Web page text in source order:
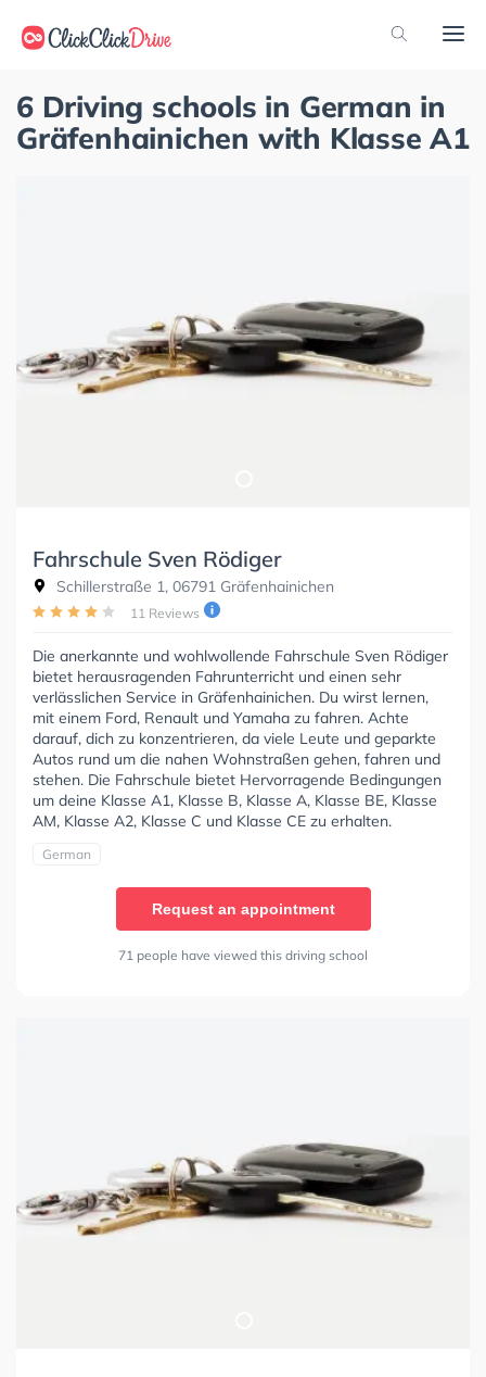
6 Driving schools in German in
Gräfenhainichen with Klasse A1
Fahrschule Sven Rödiger
Schillerstraße 1, 06791 Gräfenhainichen
11 Reviews
Die anerkannte und wohlwollende Fahrschule Sven Rödiger
bietet herausragenden Fahrunterricht und einen sehr
verlässlichen Service in Gräfenhainichen. Du wirst lernen,
mit einem Ford, Renault und Yamaha zu fahren. Achte
darauf, dich zu konzentrieren, da viele Leute und geparkte
Autos rund um die nahen Wohnstraßen gehen, fahren und
stehen. Die Fahrschule bietet Hervorragende Bedingungen
um deine Klasse A1, Klasse B, Klasse A, Klasse BE, Klasse
AM, Klasse A2, Klasse C und Klasse CE zu erhalten.
German
Request an appointment
71 people have viewed this driving school